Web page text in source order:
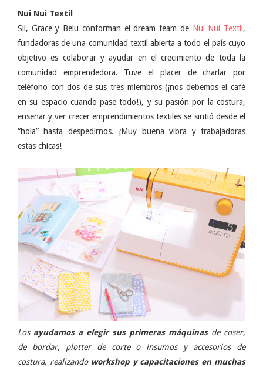
Nui Nui Textil
Sil, Grace y Belu conforman el dream team de Nui Nui Textil ,
fundadoras de una comunidad textil abierta a todo el país cuyo
objetivo es colaborar y ayudar en el crecimiento de toda la
comunidad emprendedora. Tuve el placer de charlar por
teléfono con dos de sus tres miembros (¡nos debemos el café
en su espacio cuando pase todo!), y su pasión por la costura,
enseñar y ver crecer emprendimientos textiles se sintió desde el
“hola” hasta despedirnos. ¡Muy buena vibra y trabajadoras
estas chicas!
Los ayudamos a elegir sus primeras máquinasde coser,
de bordar, plotter de corte o insumos y accesorios de
costura, realizando workshop y capacitaciones en muchas